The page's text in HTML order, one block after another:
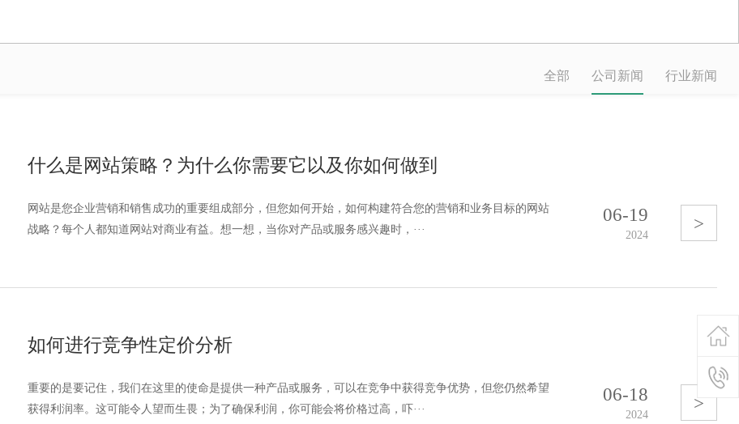
全部 公司新闻 行业新闻
什么是网站策略？为什么你需要它以及你如何做到
网站是您企业营销和销售成功的重要组成部分，但您如何开始，如何构建符合您的营销和业务目标的网站
战略？每个人都知道网站对商业有益。想一想，当你对产品或服务感兴趣时，···
06-19
2024
>
如何进行竞争性定价分析
重要的是要记住，我们在这里的使命是提供一种产品或服务，可以在竞争中获得竞争优势，但您仍然希望
获得利润率。这可能令人望而生畏；为了确保利润，你可能会将价格过高，吓···
06-18
2024
>